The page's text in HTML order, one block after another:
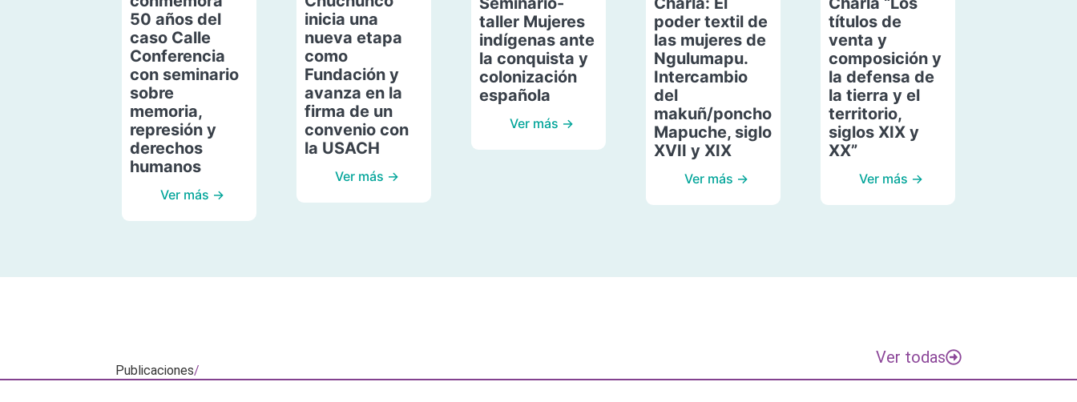
50 años del
caso Calle
Conferencia
con seminario
sobre
memoria,
represión y
derechos
humanos
Ver más →
inicia una
nueva etapa
como
Fundación y
avanza en la
firma de un
convenio con
la USACH
Ver más →
taller Mujeres
indígenas ante
la conquista y
colonización
española
Ver más →
poder textil de
las mujeres de
Ngulumapu.
Intercambio
del
makuñ/poncho
Mapuche, siglo
XVII y XIX
Ver más →
títulos de
venta y
composición y
la defensa de
la tierra y el
territorio,
siglos XIX y
XX”
Ver más →
Publicaciones/
Ver todas